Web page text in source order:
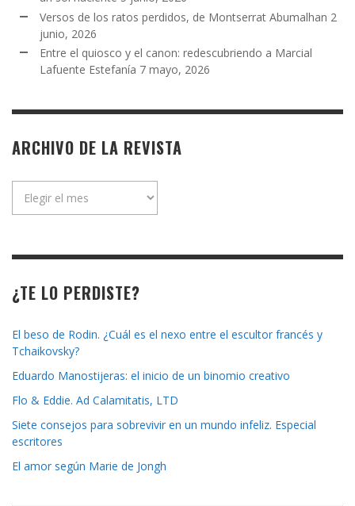
Versos de los ratos perdidos, de Montserrat Abumalhan 2
junio, 2026
Entre el quiosco y el canon: redescubriendo a Marcial
Lafuente Estefanía 7 mayo, 2026
ARCHIVO DE LA REVISTA
¿TE LO PERDISTE?
El beso de Rodin. ¿Cuál es el nexo entre el escultor francés y
Tchaikovsky?
Eduardo Manostijeras: el inicio de un binomio creativo
Flo & Eddie. Ad Calamitatis, LTD
Siete consejos para sobrevivir en un mundo infeliz. Especial
escritores
El amor según Marie de Jongh